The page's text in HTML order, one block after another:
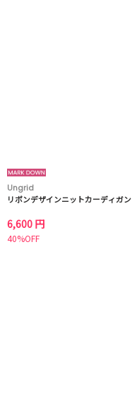
Ungrid
リボンデザインニットカーディガン
6,600 円
40%OFF